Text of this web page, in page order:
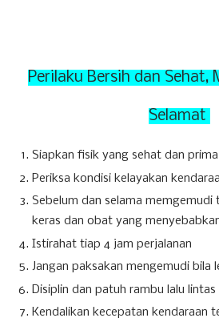
Perilaku Bersih dan Sehat,
Selamat
Siapkan fisik yang sehat dan
Periksa kondisi kelayakan
Sebelum dan selama memgemudi
keras dan obat yang
Istirahat tiap 4 jam perjalanan
Jangan paksakan mengemudi bila
Disiplin dan patuh rambu lalu lintas
Kendalikan kecepatan kendaraan